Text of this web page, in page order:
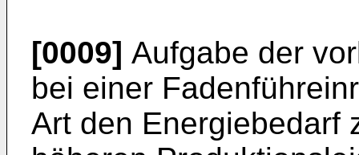
[0009] Aufgabe der
bei einer
Art den Energiebedarf